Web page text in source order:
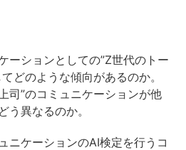
ーションとしての”Z世代のトー
どのような傾向があるのか。
司”のコミュニケーションが他
う異なるのか。
ニケーションのAI検定を行うコ